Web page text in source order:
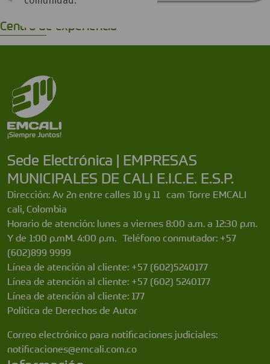
Centro de experiencia
Sede Electrónica | EMPRESAS
MUNICIPALES DE CALI E.I.C.E. E.S.P.
Dirección: Av 2n entre calles 10 y 11 cam Torre EMCALI
cali, Colombia
Horario de atención: lunes a viernes 8:00 a.m. a 12:30 p.m.
Y de 1:00 p.mM. 4:00 p.m. Teléfono conmutador: +57
(602)899 9999
Línea de atención al cliente: +57 (602)5240177
Línea de atención al cliente: +57 (602) 5240177
Línea de atención al cliente: 177
Política de Derechos de Autor
Correo electrónico para notificaciones judiciales:
notificaciones@emcali.com.co